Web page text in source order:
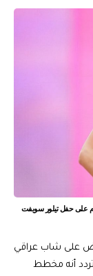
على حفل تيلور سويفت
على شاب عراقي
تردد أنه مخطط